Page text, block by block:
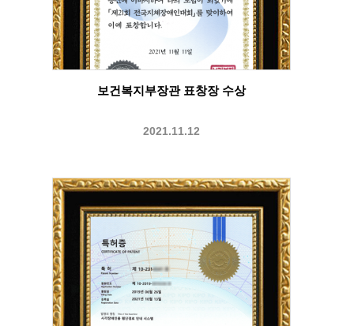
보건복지부장관 표창장 수상
2021.11.12